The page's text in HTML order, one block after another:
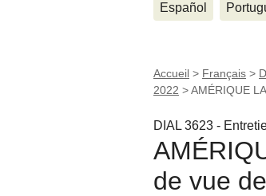
Español
Accueil > Français >
2022 >AMÉRIQUE
DIAL 3623 -
de vue